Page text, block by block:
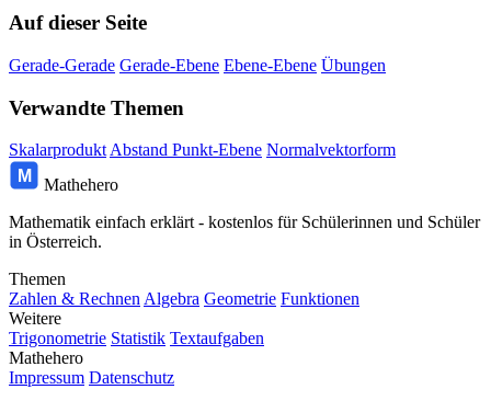
Auf dieser Seite
Gerade-Gerade Gerade-Ebene Ebene-Ebene Übungen
Verwandte Themen
Skalarprodukt Abstand Punkt-Ebene Normalvektorform
M
Mathehero
Mathematik einfach erklärt - kostenlos für Schülerinnen und Schüler
in Österreich.
Themen
Zahlen & Rechnen Algebra Geometrie Funktionen
Weitere
Trigonometrie Statistik Textaufgaben
Mathehero
Impressum Datenschutz